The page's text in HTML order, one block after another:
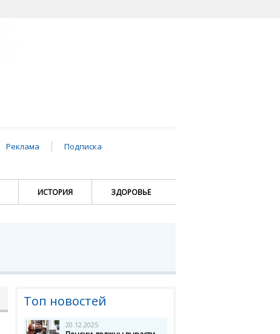
Реклама
Подписка
ИСТОРИЯ ЗДОРОВЬЕ
Топ новостей
20.12.2025